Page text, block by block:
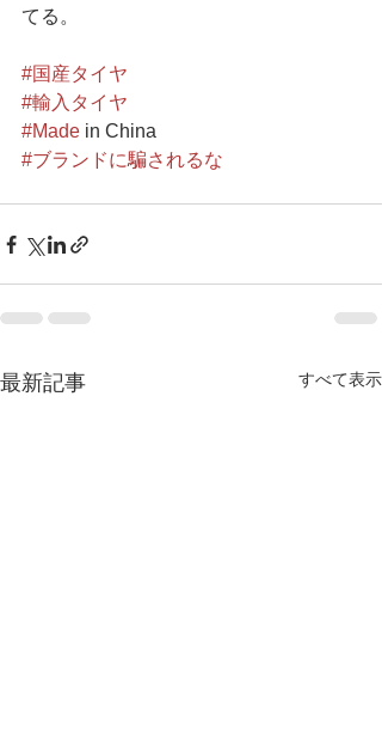
てる。
#国産タイヤ
#輸入タイヤ
#Made in China
#ブランドに騙されるな
最新記事 すべて表示